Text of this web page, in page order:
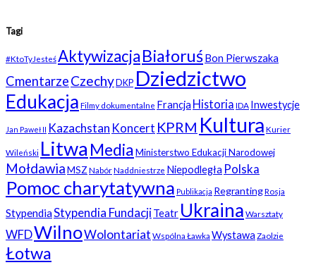
Tagi
#KtoTyJesteśAktywizacjaBiałoruśBon Pierwszaka
CmentarzeCzechyDKP Dziedzictwo
Edukacja Filmy dokumentalne Francja Historia IDA Inwestycje
Jan Paweł II Kazachstan Koncert KPRM Kultura Kurier
Wileński Litwa MediaMinisterstwo Edukacji Narodowej
MołdawiaMSZ NabórNaddniestrze Niepodległa Polska
Pomoc charytatywna Publikacja RegrantingRosja
StypendiaStypendia FundacjiTeatr Ukraina Warsztaty
WFDWilnoWolontariat Wspólna Ławka Wystawa Zaolzie
Łotwa